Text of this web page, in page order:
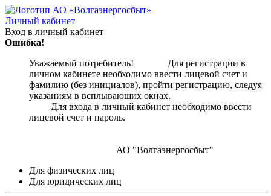
Личный кабинет
Вход в личный кабинет
Ошибка!
Уважаемый потребитель! Для регистрации в
личном кабинете необходимо ввести лицевой счет и
фамилию (без инициалов), пройти регистрацию, следуя
указаниям в всплывающих окнах.
Для входа в личный кабинет необходимо ввести
лицевой счет и пароль.
АО "Волгаэнергосбыт"
Для физических лиц
Для юридических лиц